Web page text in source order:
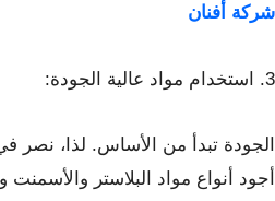
شركة أفنان
3. استخدام مواد عالية الجودة:
الجودة تبدأ من الأساس. لذا، نصر
أجود أنواع مواد البلاستر والأسمنت